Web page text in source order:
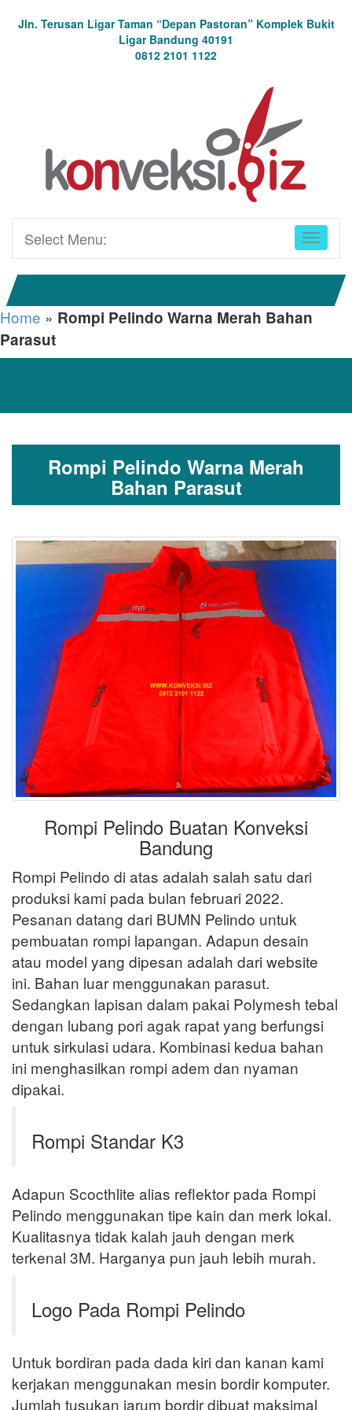
Jln. Terusan Ligar Taman “Depan Pastoran” Komplek Bukit
Ligar Bandung 40191
0812 2101 1122
Select Menu:
Home » Rompi Pelindo Warna Merah Bahan
Parasut
Rompi Pelindo Warna Merah
Bahan Parasut
Rompi Pelindo Buatan Konveksi
Bandung
Rompi Pelindo di atas adalah salah satu dari
produksi kami pada bulan februari 2022.
Pesanan datang dari BUMN Pelindo untuk
pembuatan rompi lapangan. Adapun desain
atau model yang dipesan adalah dari website
ini. Bahan luar menggunakan parasut.
Sedangkan lapisan dalam pakai Polymesh tebal
dengan lubang pori agak rapat yang berfungsi
untuk sirkulasi udara. Kombinasi kedua bahan
ini menghasilkan rompi adem dan nyaman
dipakai.
Rompi Standar K3
Adapun Scocthlite alias reflektor pada Rompi
Pelindo menggunakan tipe kain dan merk lokal.
Kualitasnya tidak kalah jauh dengan merk
terkenal 3M. Harganya pun jauh lebih murah.
Logo Pada Rompi Pelindo
Untuk bordiran pada dada kiri dan kanan kami
kerjakan menggunakan mesin bordir komputer.
Jumlah tusukan jarum bordir dibuat maksimal